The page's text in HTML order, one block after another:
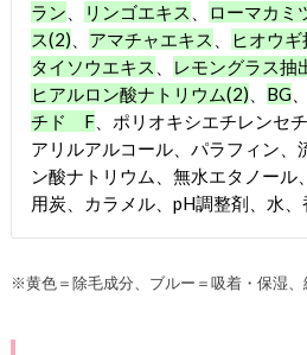
ラン
リンゴエキス ローマカミ
ス(2)
アマチャエキス ヒオウ
タイソウエキス
レモングラス抽
ヒアルロン酸ナトリウム(2)
BG
チド F 、ポリオキシエチレンセ
アリルアルコール、パラフィン、
ン酸ナトリウム、無水エタノール
用炭、カラメル、pH調整剤、水、
※黄色＝除毛成分、ブルー＝吸着・保湿、